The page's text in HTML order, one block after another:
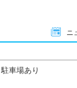
ニ
駐車場あり